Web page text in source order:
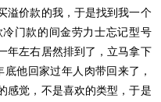
溢价款的我，于是找到我一个
门款的间金劳力士忘记型号
年左右居然排到了，立马拿下
他回家过年人肉带回来了，
感觉，不是喜欢的类型，于是